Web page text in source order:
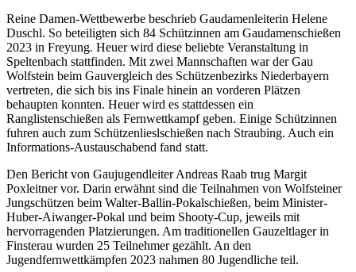
Reine Damen-Wettbewerbe beschrieb Gaudamenleiterin Helene
Duschl. So beteiligten sich 84 Schützinnen am Gaudamenschießen
2023 in Freyung. Heuer wird diese beliebte Veranstaltung in
Speltenbach stattfinden. Mit zwei Mannschaften war der Gau
Wolfstein beim Gauvergleich des Schützenbezirks Niederbayern
vertreten, die sich bis ins Finale hinein an vorderen Plätzen
behaupten konnten. Heuer wird es stattdessen ein
Ranglistenschießen als Fernwettkampf geben. Einige Schützinnen
fuhren auch zum Schützenlieslschießen nach Straubing. Auch ein
Informations-Austauschabend fand statt.
Den Bericht von Gaujugendleiter Andreas Raab trug Margit
Poxleitner vor. Darin erwähnt sind die Teilnahmen von Wolfsteiner
Jungschützen beim Walter-Ballin-Pokalschießen, beim Minister-
Huber-Aiwanger-Pokal und beim Shooty-Cup, jeweils mit
hervorragenden Platzierungen. Am traditionellen Gauzeltlager in
Finsterau wurden 25 Teilnehmer gezählt. An den
Jugendfernwettkämpfen 2023 nahmen 80 Jugendliche teil.